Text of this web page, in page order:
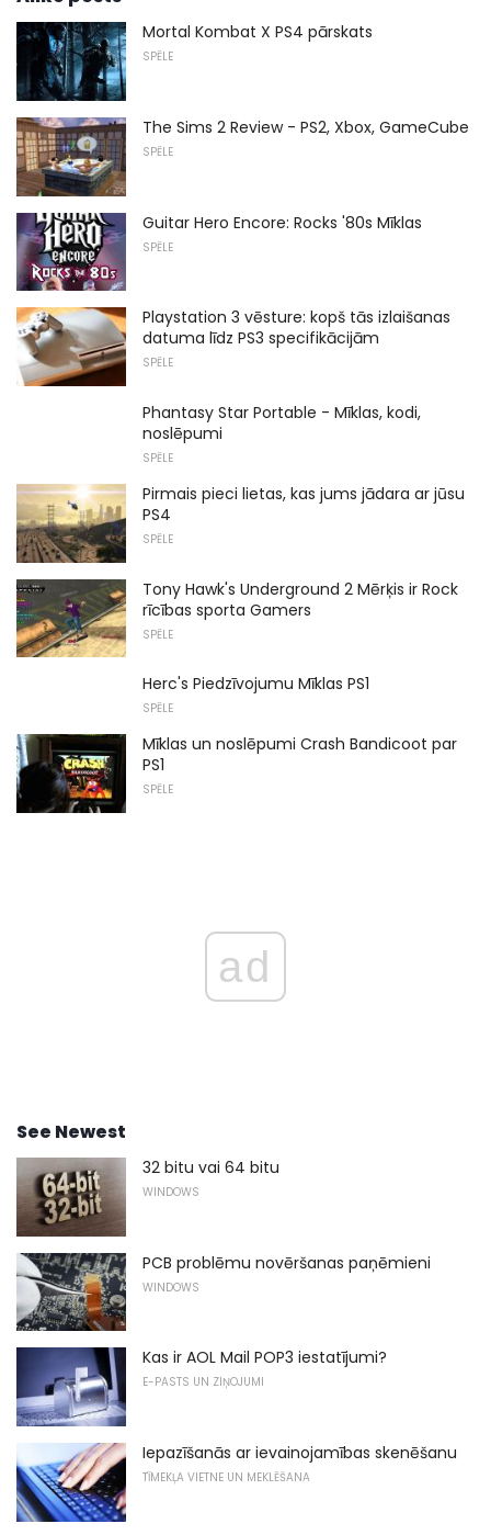
Mortal Kombat X PS4 pārskats
SPĒLE
The Sims 2 Review - PS2, Xbox, GameCube
SPĒLE
Guitar Hero Encore: Rocks '80s Mīklas
SPĒLE
Playstation 3 vēsture: kopš tās izlaišanas
datuma līdz PS3 specifikācijām
SPĒLE
Phantasy Star Portable - Mīklas, kodi,
noslēpumi
SPĒLE
Pirmais pieci lietas, kas jums jādara ar jūsu
PS4
SPĒLE
Tony Hawk's Underground 2 Mērķis ir Rock
rīcības sporta Gamers
SPĒLE
Herc's Piedzīvojumu Mīklas PS1
SPĒLE
Mīklas un noslēpumi Crash Bandicoot par
PS1
SPĒLE
ad
See Newest
32 bitu vai 64 bitu
WINDOWS
PCB problēmu novēršanas paņēmieni
WINDOWS
Kas ir AOL Mail POP3 iestatījumi?
E-PASTS UN ZIŅOJUMI
Iepazīšanās ar ievainojamības skenēšanu
TĪMEKĻA VIETNE UN MEKLĒŠANA